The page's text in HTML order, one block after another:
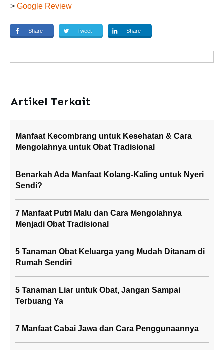
> Google Review
Share Tweet Share
Artikel Terkait
Manfaat Kecombrang untuk Kesehatan & Cara
Mengolahnya untuk Obat Tradisional
Benarkah Ada Manfaat Kolang-Kaling untuk Nyeri
Sendi?
7 Manfaat Putri Malu dan Cara Mengolahnya
Menjadi Obat Tradisional
5 Tanaman Obat Keluarga yang Mudah Ditanam di
Rumah Sendiri
5 Tanaman Liar untuk Obat, Jangan Sampai
Terbuang Ya
7 Manfaat Cabai Jawa dan Cara Penggunaannya